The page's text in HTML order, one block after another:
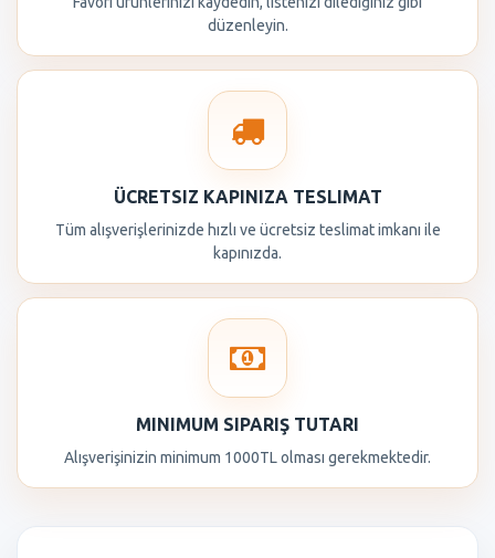
düzenleyin.
ÜCRETSIZ KAPINIZA TESLIMAT
Tüm alışverişlerinizde hızlı ve ücretsiz teslimat imkanı ile
kapınızda.
MINIMUM SIPARIŞ TUTARI
Alışverişinizin minimum 1000TL olması gerekmektedir.